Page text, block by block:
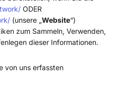
ODER
(unsere „Website“)
zum Sammeln, Verwenden,
dieser Informationen.
von uns erfassten